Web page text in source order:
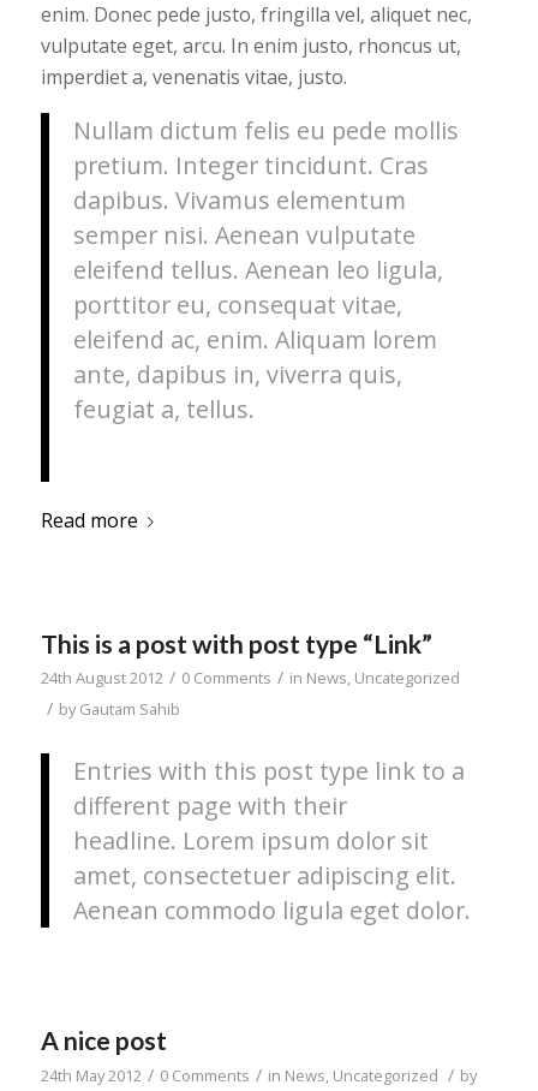
enim. Donec pede justo, fringilla vel, aliquet nec,
vulputate eget, arcu. In enim justo, rhoncus ut,
imperdiet a, venenatis vitae, justo.
Nullam dictum felis eu pede mollis
pretium. Integer tincidunt. Cras
dapibus. Vivamus elementum
semper nisi. Aenean vulputate
eleifend tellus. Aenean leo ligula,
porttitor eu, consequat vitae,
eleifend ac, enim. Aliquam lorem
ante, dapibus in, viverra quis,
feugiat a, tellus.
Read more
This is a post with post type “Link”
24th August 2012 / 0 Comments / in News, Uncategorized
/ byGautam Sahib
Entries with this post type link to a
different page with their
headline. Lorem ipsum dolor sit
amet, consectetuer adipiscing elit.
Aenean commodo ligula eget dolor.
A nice post
24th May 2012 / 0 Comments / in News, Uncategorized / by